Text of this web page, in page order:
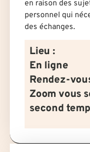
en raison des
personnel qui
des échanges.
Lieu :
En ligne
Rendez-
Zoom vous
second